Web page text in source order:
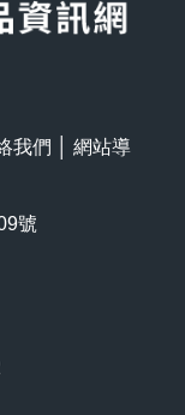
我們
網站導
號